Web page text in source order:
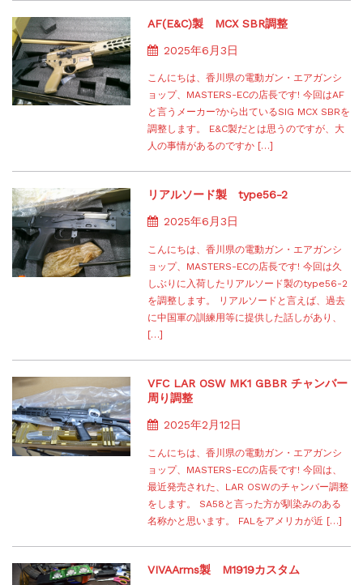
AF(E&C)製 MCX SBR調整
2025年6月3日
こんにちは、香川県の電動ガン・エアガンシ
ョップ、MASTERS-ECの店長です! 今回はAF
と言うメーカー?から出ているSIG MCX SBRを
調整します。 E&C製だとは思うのですが、大
人の事情があるのですか […]
リアルソード製 type56-2
2025年6月3日
こんにちは、香川県の電動ガン・エアガンシ
ョップ、MASTERS-ECの店長です! 今回は久
しぶりに入荷したリアルソード製のtype56-2
を調整します。 リアルソードと言えば、過去
に中国軍の訓練用等に提供した話しがあり、
[…]
VFC LAR OSW MK1 GBBR チャンバー
周り調整
2025年2月12日
こんにちは、香川県の電動ガン・エアガンシ
ョップ、MASTERS-ECの店長です! 今回は、
最近発売された、LAR OSWのチャンバー調整
をします。 SA58と言った方が馴染みのある
名称かと思います。 FALをアメリカが近 […]
VIVAArms製 M1919カスタム